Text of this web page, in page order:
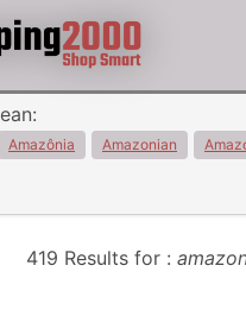
Amazônia Amazonian
419 Results for :